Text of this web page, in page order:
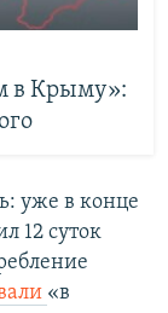
в Крыму»:
уже в конце
12 суток
«в